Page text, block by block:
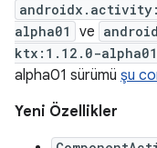
alpha01
ve
ktx:1.12.0-alpha01
alpha01 sürümü şu
Yeni Özellikler